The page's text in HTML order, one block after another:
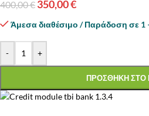
400,00€ 350,00€
Άμεσα διαθέσιμο / Παράδοση σε 1
- +
ΠΡΟΣΘΗΚΗ ΣΤΟ